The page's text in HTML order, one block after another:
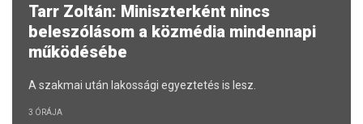
Tarr Zoltán: Miniszterként nincs
beleszólásom a közmédia mindennapi
működésébe
A szakmai után lakossági egyeztetés is lesz.
3 ÓRÁJA